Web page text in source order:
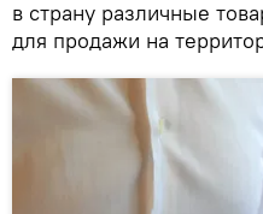
в страну различные
для продажи на